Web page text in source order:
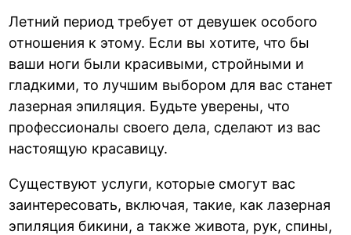
Летний период требует от девушек особого
отношения к этому. Если вы хотите, что бы
ваши ноги были красивыми, стройными и
гладкими, то лучшим выбором для вас станет
лазерная эпиляция. Будьте уверены, что
профессионалы своего дела, сделают из вас
настоящую красавицу.
Существуют услуги, которые смогут вас
заинтересовать, включая, такие, как лазерная
эпиляция бикини, а также живота, рук, спины,